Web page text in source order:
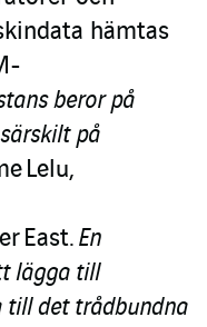
hämtas
beror på
på
Lelu,
East. En
lägga till
till det trådbundna